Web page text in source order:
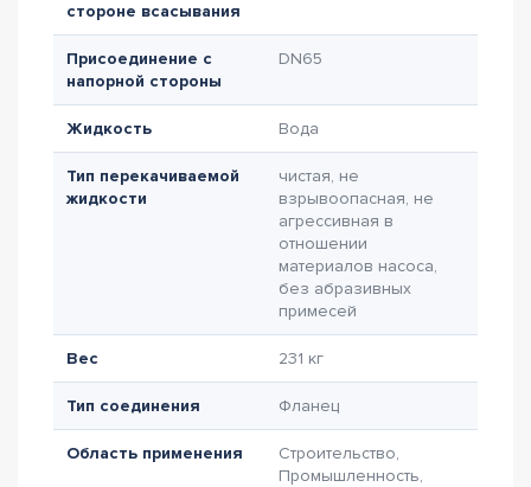
стороне всасывания
Присоединение с
напорной стороны
DN65
Жидкость Вода
Тип перекачиваемой
жидкости
чистая, не
взрывоопасная, не
агрессивная в
отношении
материалов насоса,
без абразивных
примесей
Вес 231 кг
Тип соединения Фланец
Область применения
Строительство,
Промышленность,